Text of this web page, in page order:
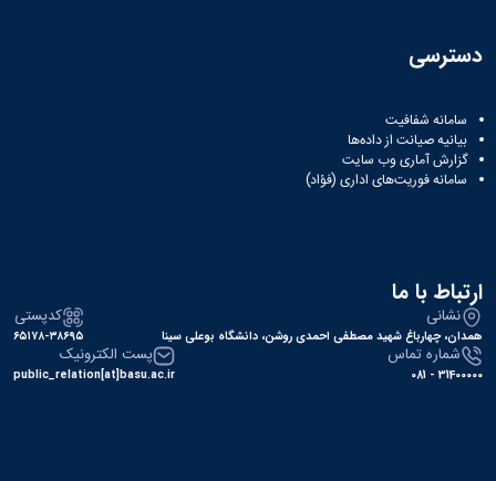
دسترسی
سامانه شفافیت
بیانیه صیانت از داده‌ها
گزارش آماری وب‌ سایت
سامانه فوریت‌های اداری (فؤاد)
ارتباط با ما
نشانی
همدان، چهارباغ شهید مصطفی احمدی روشن، دانشگاه بوعلی سینا
کدپستی
۶۵۱۷۸-۳۸۶۹۵
شماره تماس
31400000 - 081
پست الکترونیک
public_relation[at]basu.ac.ir